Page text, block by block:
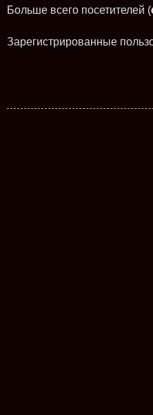
Больше всего посетителей (
Зарегистрированные